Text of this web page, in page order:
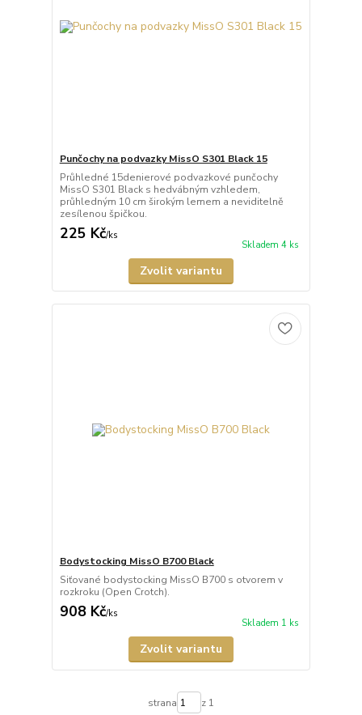
Punčochy na podvazky MissO S301 Black 15
Průhledné 15denierové podvazkové punčochy
MissO S301 Black s hedvábným vzhledem,
průhledným 10 cm širokým lemem a neviditelně
zesílenou špičkou.
225 Kč/ks
Skladem 4 ks
Zvolit variantu
Bodystocking MissO B700 Black
Siťované bodystocking MissO B700 s otvorem v
rozkroku (Open Crotch).
908 Kč/ks
Skladem 1 ks
Zvolit variantu
strana z 1